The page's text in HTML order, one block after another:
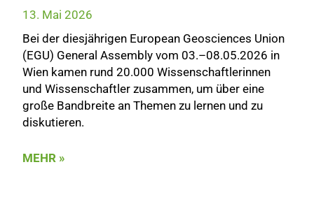
13. Mai 2026
Bei der diesjährigen European Geosciences Union
(EGU) General Assembly vom 03.–08.05.2026 in
Wien kamen rund 20.000 Wissenschaftlerinnen
und Wissenschaftler zusammen, um über eine
große Bandbreite an Themen zu lernen und zu
diskutieren.
MEHR »